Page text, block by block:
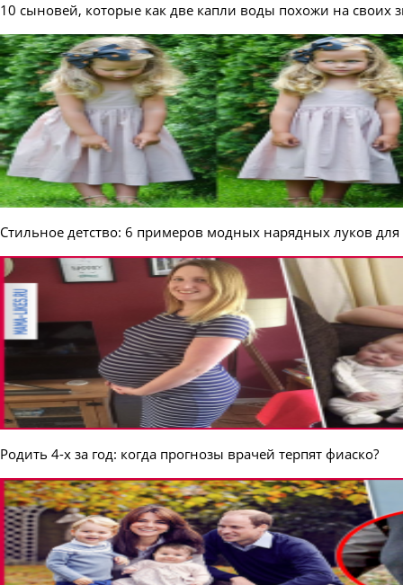
10 сыновей, которые как две капли воды похожи на своих
Стильное детство: 6 примеров модных нарядных луков
Родить 4-х за год: когда прогнозы врачей терпят фиаско?